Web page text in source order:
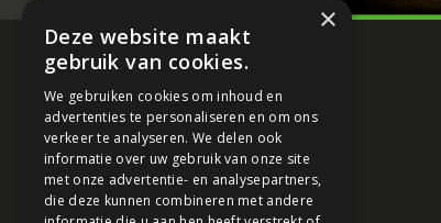
×
Deze website maakt
gebruik van cookies.
We gebruiken cookies om inhoud en
advertenties te personaliseren en om ons
verkeer te analyseren. We delen ook
informatie over uw gebruik van onze site
met onze advertentie- en analysepartners,
die deze kunnen combineren met andere